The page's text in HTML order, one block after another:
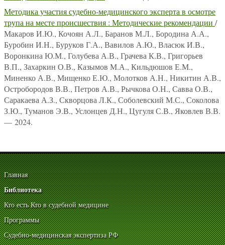
Методика участия судебно-медицинского эксперта в осмотре
трупа на месте происшествия : Методические рекомендации /
Макаров И.Ю., Кочоян А.Л., Баранов М.Л., Бородина А.А.,
Буробин И.Н., Буруков Г.А., Вавилов А.Ю., Власюк И.В.,
Воронкина Ю.М., Голубева А.В., Грачева К.В., Григорьев
В.П., Захаркин О.В., Казымов М.А., Кильдюшов Е.М.,
Миненко А.В., Мищенко Е.Ю., Молотков А.Н., Никитин А.В.,
Остробородов В.В., Петров А.В., Рычкова О.Н., Савва О.В.,
Саракаева А.З., Скворцова Л.К., Соболевский М.С., Соколова
З.Ю., Туманов Э.В., Услонцев Д.Н., Цугуля С.В., Яковлев В.В.
— 2024.
Главная
Библиотека
Кто есть Кто в судебной медицине
Программы
Судебно-медицинская экспертиза РФ